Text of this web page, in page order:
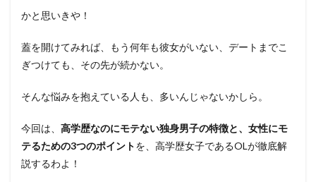
かと思いきや！
蓋を開けてみれば、もう何年も彼女がいない、デートまでこ
ぎつけても、その先が続かない。
そんな悩みを抱えている人も、多いんじゃないかしら。
今回は、 高学歴なのにモテない独身男子の特徴と、女性にモ
テるための3つのポイントを、高学歴女子であるOLが徹底解
説するわよ！